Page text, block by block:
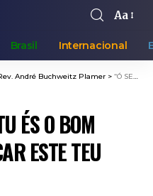
Aa
Brasil Internacional
André Buchweitz Plamer > “Ó SENHOR JESUS, TU ÉS O BOM PASTOR, VEM BUSCAR ESTE TEU SERVO PERDIDO”
ÉS O BOM
ESTE TEU